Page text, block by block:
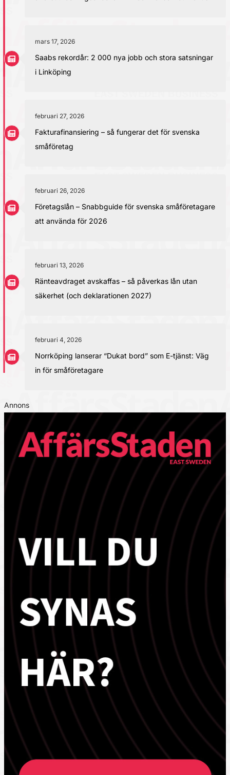
mars 17, 2026
Saabs rekordår: 2 000 nya jobb och stora satsningar
i Linköping
februari 27, 2026
Fakturafinansiering – så fungerar det för svenska
småföretag
februari 26, 2026
Företagslån – Snabbguide för svenska småföretagare
att använda för 2026
februari 13, 2026
Ränteavdraget avskaffas – så påverkas lån utan
säkerhet (och deklarationen 2027)
februari 4, 2026
Norrköping lanserar “Dukat bord” som E-tjänst: Väg
in för småföretagare
Annons